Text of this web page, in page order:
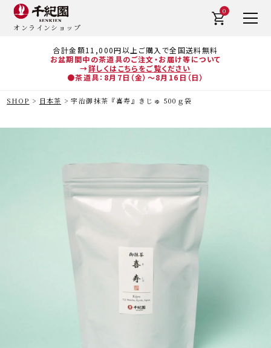
合計金額11,000円以上ご購入で全国送料無料
お盆期間中の茶道具のご注文・お届け等について
→詳しくはこちらをご覧ください
●茶道具：8月7日（金）～8月16日（日）
オンラインショップ
0
SHOP 日本茶 宇治御抹茶『喜寿』きじゅ 500ｇ袋